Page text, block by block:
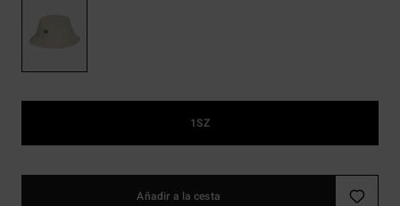
1SZ
Añadir a la cesta